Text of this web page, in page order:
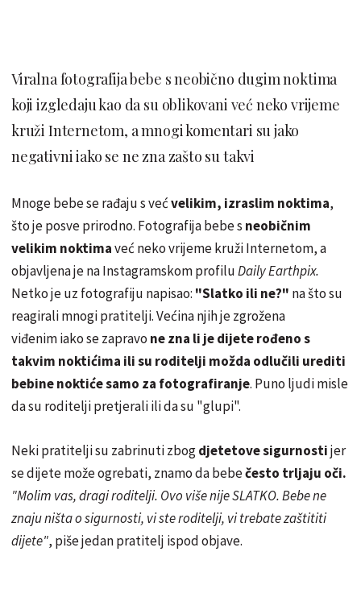
Viralna fotografija bebe s neobično dugim noktima
koji izgledaju kao da su oblikovani već neko vrijeme
kruži Internetom, a mnogi komentari su jako
negativni iako se ne zna zašto su takvi
Mnoge bebe se rađaju s većvelikim, izraslim noktima,
što je posve prirodno. Fotografija bebe s neobičnim
velikim noktimaveć neko vrijeme kruži Internetom, a
objavljena je na Instagramskom profiluDaily Earthpix.
Netko je uz fotografiju napisao: "Slatko ili ne?" na što su
reagirali mnogi pratitelji. Većina njih je zgrožena
viđenim iako se zapravo ne zna li je dijete rođeno s
takvim noktićima ili su roditelji možda odlučili urediti
bebine noktiće samo za fotografiranje. Puno ljudi misle
da su roditelji pretjerali ili da su "glupi".
Neki pratitelji su zabrinuti zbogdjetetove sigurnostijer
se dijete može ogrebati, znamo da bebečesto trljaju oči.
"Molim vas, dragi roditelji. Ovo više nije SLATKO. Bebe ne
znaju ništa o sigurnosti, vi ste roditelji, vi trebate zaštititi
dijete", piše jedan pratitelj ispod objave.